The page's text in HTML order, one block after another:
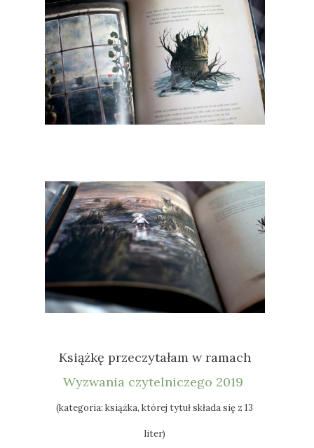
Książkę przeczytałam w ramach
Wyzwania czytelniczego 2019
(kategoria: książka, której tytuł składa się z 13
liter)